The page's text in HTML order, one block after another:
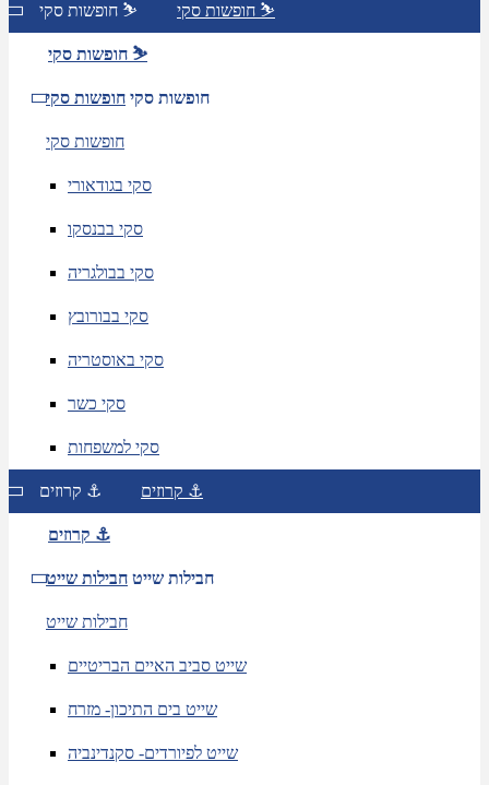
חופשות סקי ⛷️ חופשות סקי ⛷️
חופשות סקי ⛷️
חופשות סקי חופשות סקי
חופשות סקי
סקי בגודאורי
סקי בבנסקו
סקי בבולגריה
סקי בבורובץ
סקי באוסטריה
סקי כשר
סקי למשפחות
קרוזים ⚓ קרוזים ⚓
קרוזים ⚓
חבילות שייט חבילות שייט
חבילות שייט
שייט סביב האיים הבריטיים
שייט בים התיכון- מזרח
שייט לפיורדים- סקנדינביה